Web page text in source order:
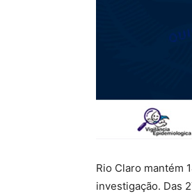
Rio Claro mantém
investigação. Das